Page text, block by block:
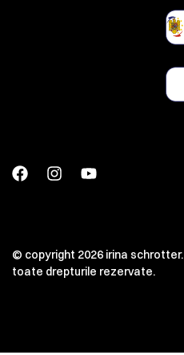
© copyright 2026 irina schrotter.
toate drepturile rezervate.